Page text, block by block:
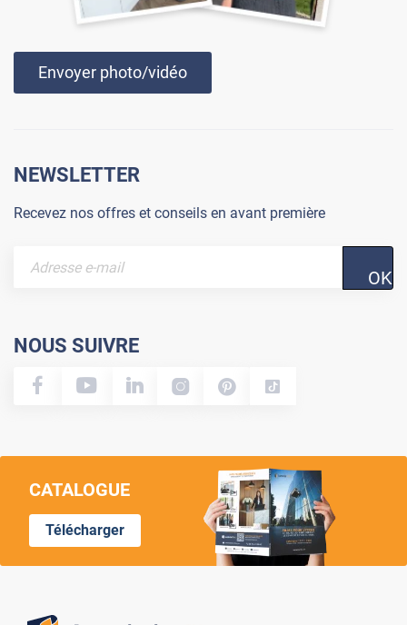
Envoyer photo/vidéo
NEWSLETTER
Recevez nos offres et conseils en avant première
OK
NOUS SUIVRE
CATALOGUE
Télécharger